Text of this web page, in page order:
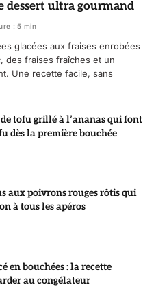
dessert ultra gourmand
: 5 min
glacées aux fraises enrobées
des fraises fraîches et un
Une recette facile, sans
tofu grillé à l’ananas qui font
dès la première bouchée
aux poivrons rouges rôtis qui
à tous les apéros
en bouchées : la recette
au congélateur